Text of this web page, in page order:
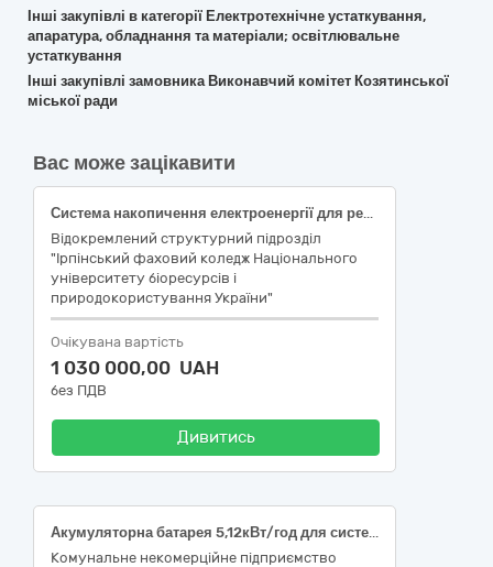
Інші закупівлі в категорії Електротехнічне устаткування,
апаратура, обладнання та матеріали; освітлювальне
устаткування
Інші закупівлі замовника Виконавчий комітет Козятинської
міської ради
Вас може зацікавити
Система накопичення електроенергії для резервного електроживлення будівлі навчального корпусу за адресою: 08205, Київська обл., Бучанський р-н, м. Ірпінь, вул. Драча Івана, 9, із використанням трифазного гібридного інвертора, акумуляторних батарей, блока керування, електрощитового обладнання
Відокремлений структурний підрозділ
"Ірпінський фаховий коледж Національного
університету біоресурсів і
природокористування України"
Очікувана вартість
1 030 000,00 UAH
без ПДВ
Дивитись
Акумуляторна батарея 5,12кВт/год для системи безперебійного живлення з повним набором кабелів живлення постійного струму, комунікаційних кабелів для підключення до гібридного інвертора та інших батарей, за кодом ДК 021:2015 : 31680000-6- Електричне приладдя та супутні товари до електричного обладнання
Комунальне некомерційне підприємство